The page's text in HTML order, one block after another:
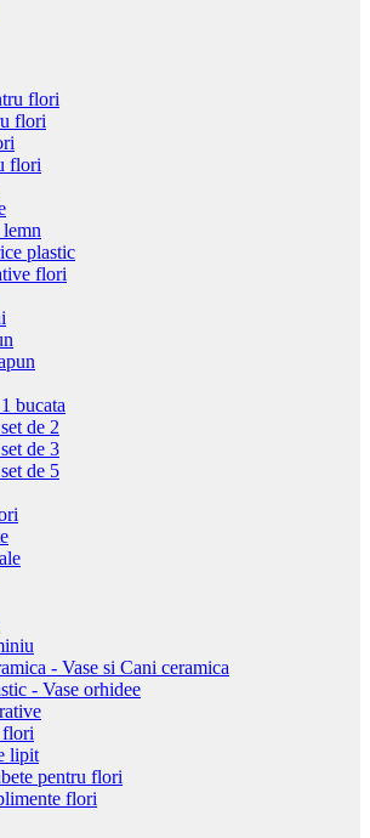
flori
flori
flori
plastic
flori
bucata
de 2
de 3
de 5
- Vase si Cani ceramica
- Vase orhidee
lipit
pentru flori
flori